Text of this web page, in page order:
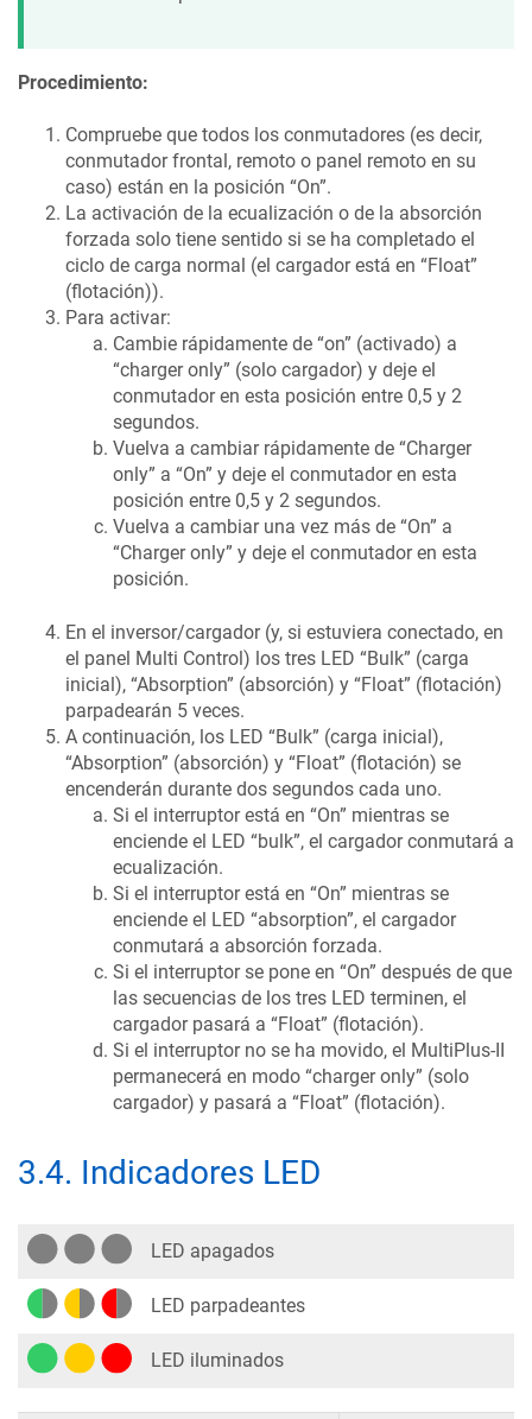
Procedimiento:
Compruebe que todos los conmutadores (es decir,
conmutador frontal, remoto o panel remoto en su
caso) están en la posición “On”.
La activación de la ecualización o de la absorción
forzada solo tiene sentido si se ha completado el
ciclo de carga normal (el cargador está en “Float”
(flotación)).
Para activar:
Cambie rápidamente de “on” (activado) a
“charger only” (solo cargador) y deje el
conmutador en esta posición entre 0,5 y 2
segundos.
Vuelva a cambiar rápidamente de “Charger
only” a “On” y deje el conmutador en esta
posición entre 0,5 y 2 segundos.
Vuelva a cambiar una vez más de “On” a
“Charger only” y deje el conmutador en esta
posición.
En el inversor/cargador (y, si estuviera conectado, en
el panel Multi Control) los tres LED “Bulk” (carga
inicial), “Absorption” (absorción) y “Float” (flotación)
parpadearán 5 veces.
A continuación, los LED “Bulk” (carga inicial),
“Absorption” (absorción) y “Float” (flotación) se
encenderán durante dos segundos cada uno.
Si el interruptor está en “On” mientras se
enciende el LED “bulk”, el cargador conmutará a
ecualización.
Si el interruptor está en “On” mientras se
enciende el LED “absorption”, el cargador
conmutará a absorción forzada.
Si el interruptor se pone en “On” después de que
las secuencias de los tres LED terminen, el
cargador pasará a “Float” (flotación).
Si el interruptor no se ha movido, el MultiPlus-II
permanecerá en modo “charger only” (solo
cargador) y pasará a “Float” (flotación).
3.4. Indicadores LED
LED apagados
LED parpadeantes
LED iluminados